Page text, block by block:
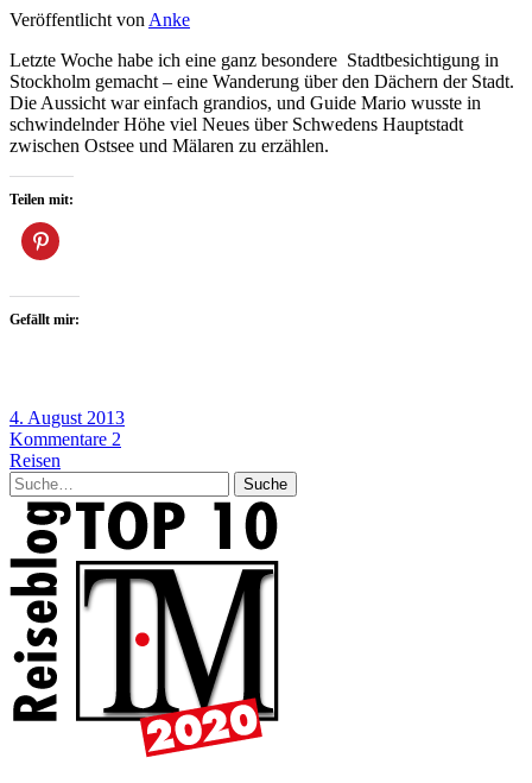
Veröffentlicht von Anke
Letzte Woche habe ich eine ganz besondere Stadtbesichtigung in
Stockholm gemacht – eine Wanderung über den Dächern der Stadt.
Die Aussicht war einfach grandios, und Guide Mario wusste in
schwindelnder Höhe viel Neues über Schwedens Hauptstadt
zwischen Ostsee und Mälaren zu erzählen.
Teilen mit:
Gefällt mir:
4. August 2013
Kommentare 2
Reisen
Suche